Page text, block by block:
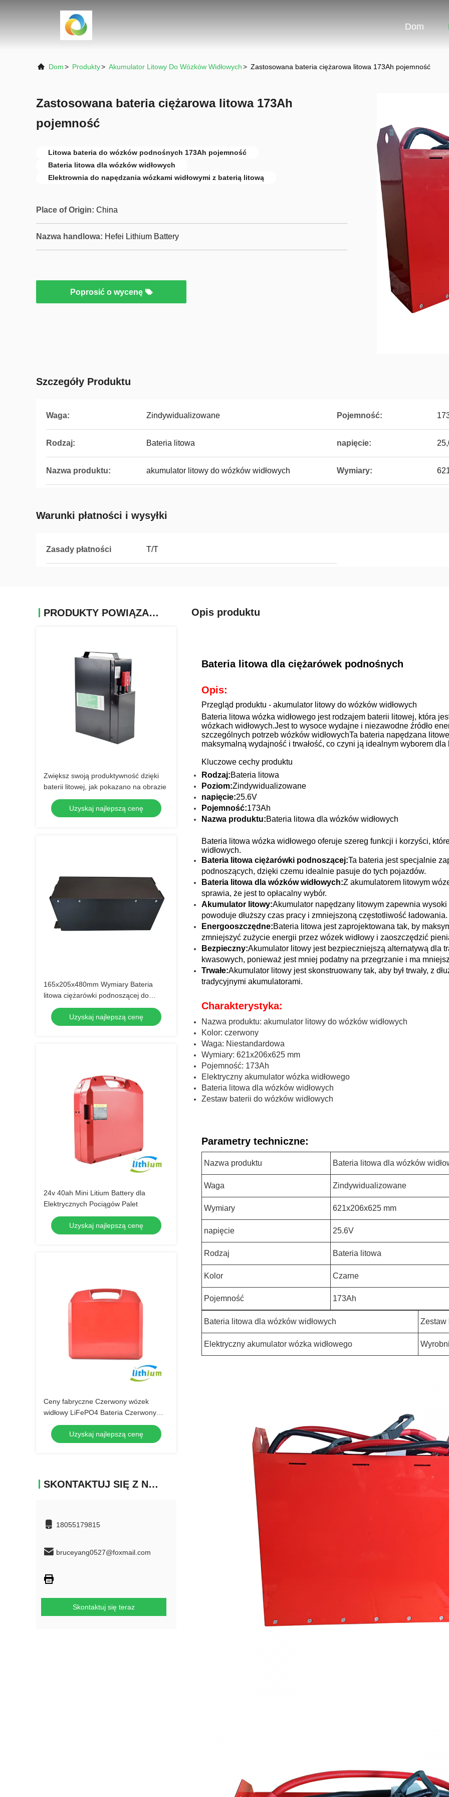
Dom
Dom> Produkty> Akumulator Litowy Do Wózków Widłowych> Zastosowana bateria ciężarowa litowa 173Ah pojemność
Zastosowana bateria ciężarowa litowa 173Ah
pojemność
Litowa bateria do wózków podnośnych 173Ah pojemność
Bateria litowa dla wózków widłowych
Elektrownia do napędzania wózkami widłowymi z baterią litową
Place of Origin: China
Nazwa handlowa: Hefei Lithium Battery
Poprosić o wycenę
Szczegóły Produktu
Waga: Zindywidualizowane Pojemność:
Rodzaj: Bateria litowa napięcie:
Nazwa produktu: akumulator litowy do wózków widłowych Wymiary:
Warunki płatności i wysyłki
Zasady płatności T/T
PRODUKTY POWIĄZANE
Zwiększ swoją produktywność dzięki
baterii litowej, jak pokazano na obrazie
Uzyskaj najlepszą cenę
165x205x480mm Wymiary Bateria
litowa ciężarówki podnoszącej do
zastosowań ciężkich
Uzyskaj najlepszą cenę
24v 40ah Mini Litium Battery dla
Elektrycznych Pociągów Palet
Uzyskaj najlepszą cenę
Ceny fabryczne Czerwony wózek
widłowy LiFePO4 Bateria Czerwony
akumulator litowy 24V 40ah
Uzyskaj najlepszą cenę
SKONTAKTUJ SIĘ Z NAMI
18055179815
bruceyang0527@foxmail.com
Skontaktuj się teraz
Opis produktu
Bateria litowa dla ciężarówek podnośnych
Opis:
Przegląd produktu - akumulator litowy do wózków widłowych
Bateria litowa wózka widłowego jest rodzajem baterii litowej, która
wózkach widłowych.Jest to wysoce wydajne i niezawodne źródło
szczególnych potrzeb wózków widłowychTa bateria napędzana
maksymalną wydajność i trwałość, co czyni ją idealnym wyborem
Kluczowe cechy produktu
Rodzaj:Bateria litowa
Poziom:Zindywidualizowane
napięcie:25.6V
Pojemność:173Ah
Nazwa produktu:Bateria litowa dla wózków widłowych
Bateria litowa wózka widłowego oferuje szereg funkcji i korzyści,
widłowych.
Bateria litowa ciężarówki podnoszącej:Ta bateria jest specjalnie
podnoszących, dzięki czemu idealnie pasuje do tych pojazdów.
Bateria litowa dla wózków widłowych:Z akumulatorem litowym
sprawia, że jest to opłacalny wybór.
Akumulator litowy:Akumulator napędzany litowym zapewnia
powoduje dłuższy czas pracy i zmniejszoną częstotliwość ładowania.
Energooszczędne:Bateria litowa jest zaprojektowana tak, by
zmniejszyć zużycie energii przez wózek widłowy i zaoszczędzić
Bezpieczny:Akumulator litowy jest bezpieczniejszą alternatywą dla
kwasowych, ponieważ jest mniej podatny na przegrzanie i ma
Trwałe:Akumulator litowy jest skonstruowany tak, aby był trwały, z
tradycyjnymi akumulatorami.
Charakterystyka:
Nazwa produktu: akumulator litowy do wózków widłowych
Kolor: czerwony
Waga: Niestandardowa
Wymiary: 621x206x625 mm
Pojemność: 173Ah
Elektryczny akumulator wózka widłowego
Bateria litowa dla wózków widłowych
Zestaw baterii do wózków widłowych
Parametry techniczne:
Nazwa produktu Bateria litowa dla wózków
Waga Zindywidualizowane
Wymiary 621x206x625 mm
napięcie 25.6V
Rodzaj Bateria litowa
Kolor Czarne
Pojemność 173Ah
Bateria litowa dla wózków widłowych Zestaw
Elektryczny akumulator wózka widłowego